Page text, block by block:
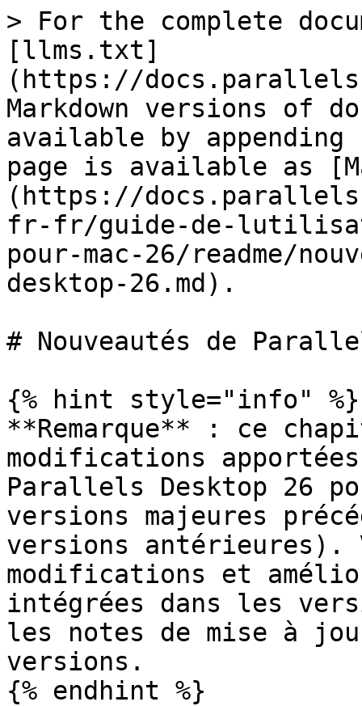
> For the complete
[llms.txt]
(https://
Markdown versions of
available by
page is available as
(https://
fr-fr/guide-de-
pour-mac-26/readme/
desktop-26.md).
# Nouveautés de
{% hint style="info" %}
**Remarque** : ce
modifications
Parallels Desktop 26
versions majeures
versions antérieures).
modifications et
intégrées dans les
les notes de mise à
versions.
{% endhint %}